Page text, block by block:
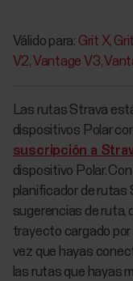
Válido para: Grit X
V2 Vantage V3
Las rutas Strava
dispositivos Polar
suscripción a
dispositivo Polar.
planificador de rutas
sugerencias de ruta,
trayecto cargado por
vez que hayas
las rutas que hayas